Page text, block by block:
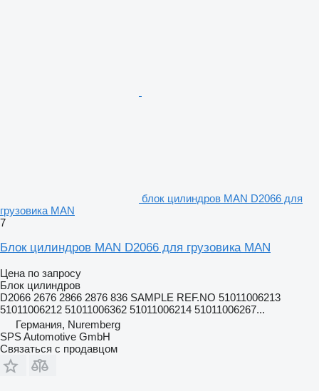
блок цилиндров MAN D2066 для
грузовика MAN
7
Блок цилиндров MAN D2066 для грузовика MAN
Цена по запросу
Блок цилиндров
D2066 2676 2866 2876 836 SAMPLE REF.NO 51011006213
51011006212 51011006362 51011006214 51011006267...
Германия, Nuremberg
SPS Automotive GmbH
Связаться с продавцом